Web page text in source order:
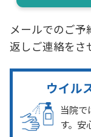
せ・ご来店予
理、郵便・
統計データを
用目的又は
た利用は致
（個人情報
メールでのご予
返しご連絡をさ
ウイル
当院で
す。安